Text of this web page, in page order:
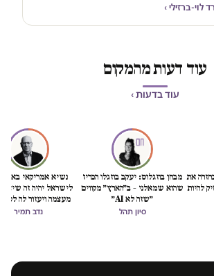
ברזילי ›
עוד דעות מהמקום
עוד בדעות ›
את
להיות
מבחן בוזגלוס: יעקב בוזגלו הכריז
שהוא שמאלני – ב״הארץ״ מקווים
״שזה לא AI״
סיון תהל
נשיא אמריקאי באמת
לישראל יהיה זה
מעצמה ויעזור לה
הכיבוש
נדב תמיר